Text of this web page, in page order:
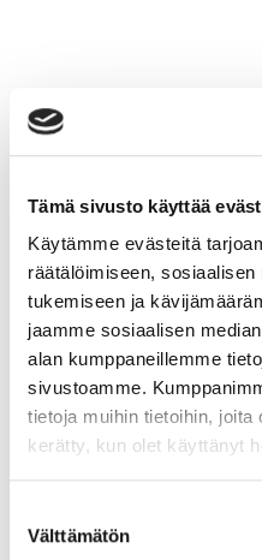
Tämä sivusto käyttää
Käytämme evästeitä
räätälöimiseen,
tukemiseen ja
jaamme sosiaalisen
alan kumppaneillemme
sivustoamme.
tietoja muihin tietoihin, joita
kerätty, kun olet käyttänyt
valinta
Välttämätön